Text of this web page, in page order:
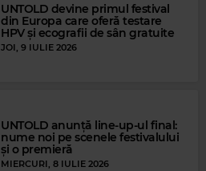
UNTOLD devine primul festival
din Europa care oferă testare
HPV și ecografii de sân gratuite
JOI, 9 IULIE 2026
UNTOLD anunță line-up-ul final:
nume noi pe scenele festivalului
și o premieră
MIERCURI, 8 IULIE 2026